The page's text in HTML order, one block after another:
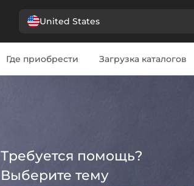
United States
Где приобрести Загрузка каталогов
Требуется помощь?
Выберите тему